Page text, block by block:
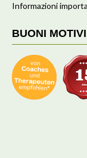
Informazioni
BUONI MOTIVI